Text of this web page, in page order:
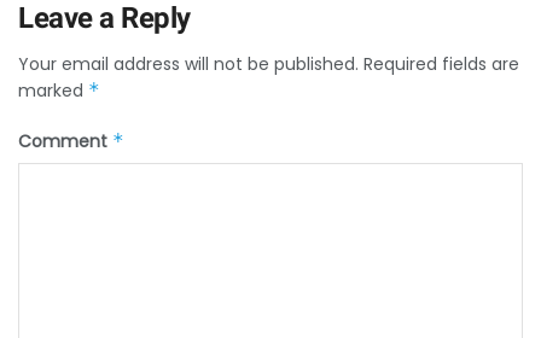
Leave a Reply
Your email address will not be published. Required fields are
marked *
Comment *